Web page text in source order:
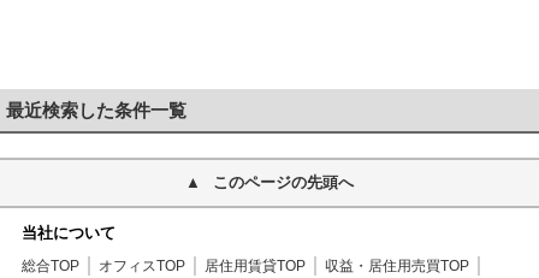
最近検索した条件一覧
このページの先頭へ
当社について
総合TOP オフィスTOP 居住用賃貸TOP
収益・居住用売買TOP